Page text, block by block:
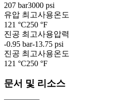
207 bar3000 psi
유압 최고사용온도
121 °C250 °F
진공 최고사용압력
-0.95 bar-13.75 psi
진공 최고사용온도
121 °C250 °F
문서 및 리소스